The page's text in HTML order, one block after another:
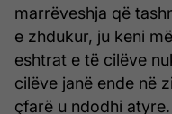
marrëveshja që
e zhdukur, ju keni
eshtrat e të cilëve
cilëve janë ende në
çfarë u ndodhi